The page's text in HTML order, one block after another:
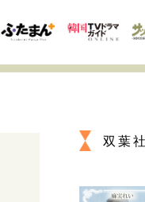
双葉